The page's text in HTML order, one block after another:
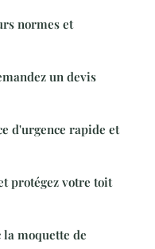
normes et
un devis
d'urgence rapide et
protégez votre toit
moquette de